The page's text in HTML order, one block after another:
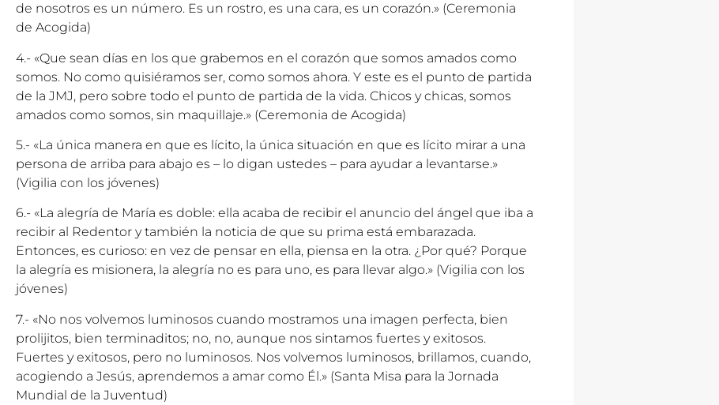
de nosotros es un número. Es un rostro, es una cara, es un corazón.» (Ceremonia
de Acogida)
4.- «Que sean días en los que grabemos en el corazón que somos amados como
somos. No como quisiéramos ser, como somos ahora. Y este es el punto de partida
de la JMJ, pero sobre todo el punto de partida de la vida. Chicos y chicas, somos
amados como somos, sin maquillaje.» (Ceremonia de Acogida)
5.- «La única manera en que es lícito, la única situación en que es lícito mirar a una
persona de arriba para abajo es – lo digan ustedes – para ayudar a levantarse.»
(Vigilia con los jóvenes)
6.- «La alegría de María es doble: ella acaba de recibir el anuncio del ángel que iba a
recibir al Redentor y también la noticia de que su prima está embarazada.
Entonces, es curioso: en vez de pensar en ella, piensa en la otra. ¿Por qué? Porque
la alegría es misionera, la alegría no es para uno, es para llevar algo.» (Vigilia con los
jóvenes)
7.- «No nos volvemos luminosos cuando mostramos una imagen perfecta, bien
prolijitos, bien terminaditos; no, no, aunque nos sintamos fuertes y exitosos.
Fuertes y exitosos, pero no luminosos. Nos volvemos luminosos, brillamos, cuando,
acogiendo a Jesús, aprendemos a amar como Él.» (Santa Misa para la Jornada
Mundial de la Juventud)